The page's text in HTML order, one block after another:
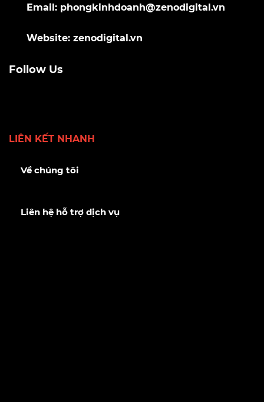
Email: phongkinhdoanh@zenodigital.vn
Website: zenodigital.vn
Follow Us
LIÊN KẾT NHANH
Về chúng tôi
Liên hệ hỗ trợ dịch vụ